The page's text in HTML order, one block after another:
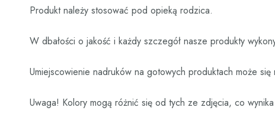
Produkt należy stosować pod opieką rodzica.
W dbałości o jakość i każdy szczegół nasze produkty
Umiejscowienie nadruków na gotowych produktach może
Uwaga! Kolory mogą różnić się od tych ze zdjęcia, co